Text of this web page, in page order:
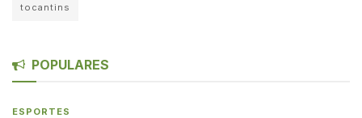
tocantins
POPULARES
ESPORTES